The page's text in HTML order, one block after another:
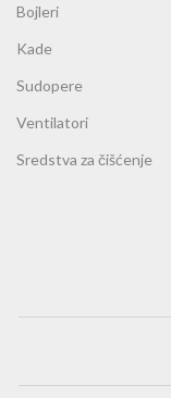
Bojleri
Kade
Sudopere
Ventilatori
Sredstva za čišćenje